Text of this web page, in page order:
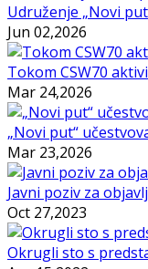
Udruženje „Novi
Jun 02,2026
Tokom CSW70
Mar 24,2026
„Novi put“
Mar 23,2026
Javni poziv za
Oct 27,2023
Okrugli sto s